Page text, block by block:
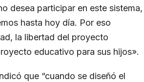
desea participar en este sistema,
hasta hoy día. Por eso
la libertad del proyecto
educativo para sus hijos».
que “cuando se diseñó el